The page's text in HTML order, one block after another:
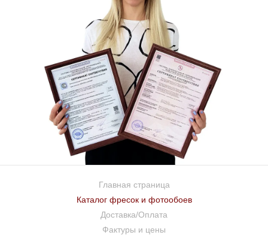
Главная страница
Каталог фресок и фотообоев
Доставка/Оплата
Фактуры и цены